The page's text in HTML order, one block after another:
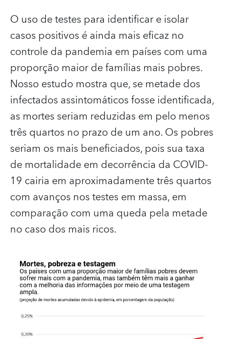
O uso de testes para identificar e isolar
casos positivos é ainda mais eficaz no
controle da pandemia em países com uma
proporção maior de famílias mais pobres.
Nosso estudo mostra que, se metade dos
infectados assintomáticos fosse identificada,
as mortes seriam reduzidas em pelo menos
três quartos no prazo de um ano. Os pobres
seriam os mais beneficiados, pois sua taxa
de mortalidade em decorrência da COVID-
19 cairia em aproximadamente três quartos
com avanços nos testes em massa, em
comparação com uma queda pela metade
no caso dos mais ricos.